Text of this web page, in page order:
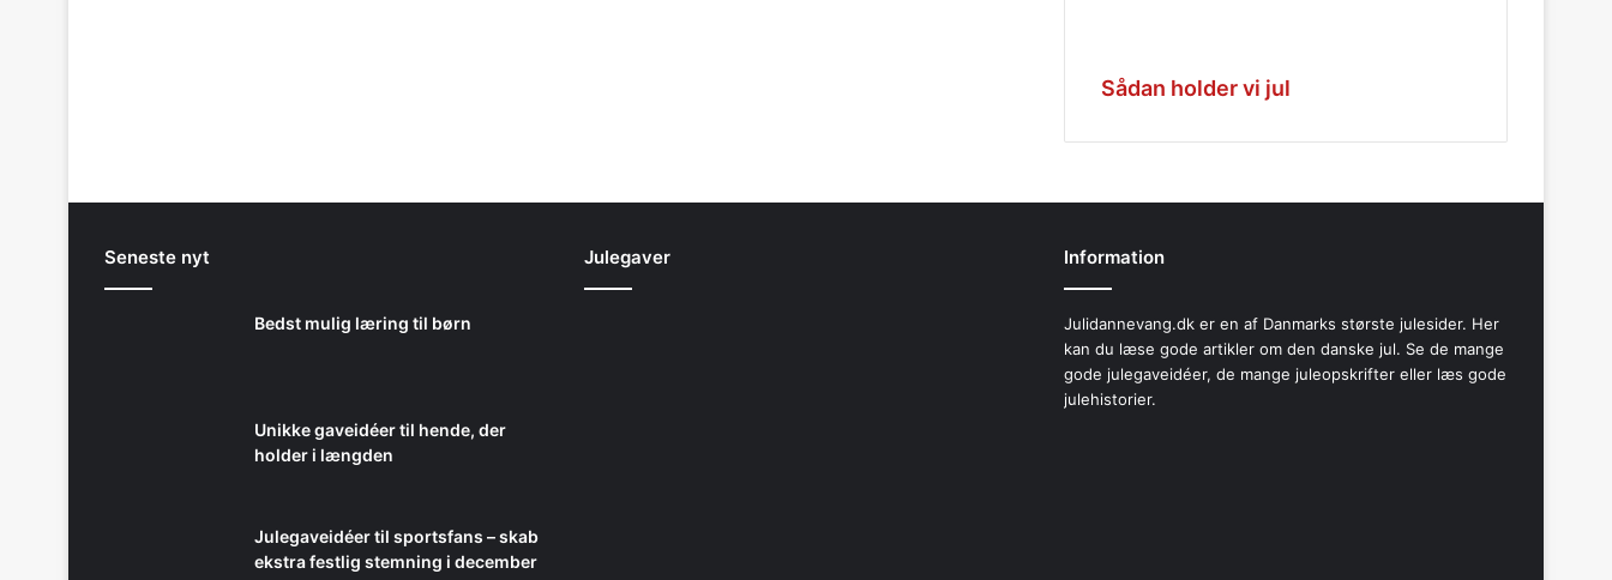
Sådan holder vi jul
Seneste nyt
Bedst mulig læring til børn
Unikke gaveidéer til hende, der
holder i længden
Julegaveidéer til sportsfans – skab
ekstra festlig stemning i december
Julegaver Information
Julidannevang.dk er en af Danmarks største julesider. Her
kan du læse gode artikler om den danske jul. Se de mange
gode julegaveidéer, de mange juleopskrifter eller læs gode
julehistorier.